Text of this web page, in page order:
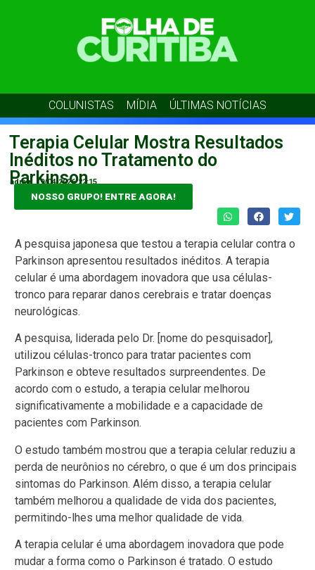
COLUNISTAS MÍDIA ÚLTIMAS NOTÍCIAS
Terapia Celular Mostra Resultados
Inéditos no Tratamento do
Parkinson
admin 19/04/2026 22:15
NOSSO GRUPO! ENTRE AGORA!
A pesquisa japonesa que testou a terapia celular contra o
Parkinson apresentou resultados inéditos. A terapia
celular é uma abordagem inovadora que usa células-
tronco para reparar danos cerebrais e tratar doenças
neurológicas.
A pesquisa, liderada pelo Dr. [nome do pesquisador],
utilizou células-tronco para tratar pacientes com
Parkinson e obteve resultados surpreendentes. De
acordo com o estudo, a terapia celular melhorou
significativamente a mobilidade e a capacidade de
pacientes com Parkinson.
O estudo também mostrou que a terapia celular reduziu a
perda de neurônios no cérebro, o que é um dos principais
sintomas do Parkinson. Além disso, a terapia celular
também melhorou a qualidade de vida dos pacientes,
permitindo-lhes uma melhor qualidade de vida.
A terapia celular é uma abordagem inovadora que pode
mudar a forma como o Parkinson é tratado. O estudo